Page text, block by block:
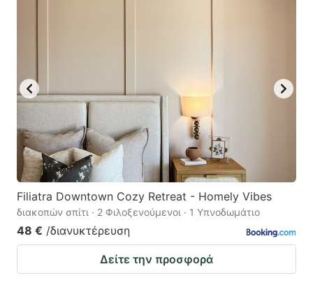
Filiatra Downtown Cozy Retreat - Homely Vibes
διακοπών σπίτι · 2 Φιλοξενούμενοι · 1 Υπνοδωμάτιο
48 € /διανυκτέρευση
Δείτε την προσφορά